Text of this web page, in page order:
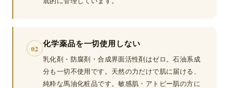
02
化学薬品を一切使用しない
乳化剤・防腐剤・合成界面活性剤はゼロ。石油系成
分も一切不使用です。天然の力だけで肌に届ける、
純粋な馬油化粧品です。敏感肌・アトピー肌の方に